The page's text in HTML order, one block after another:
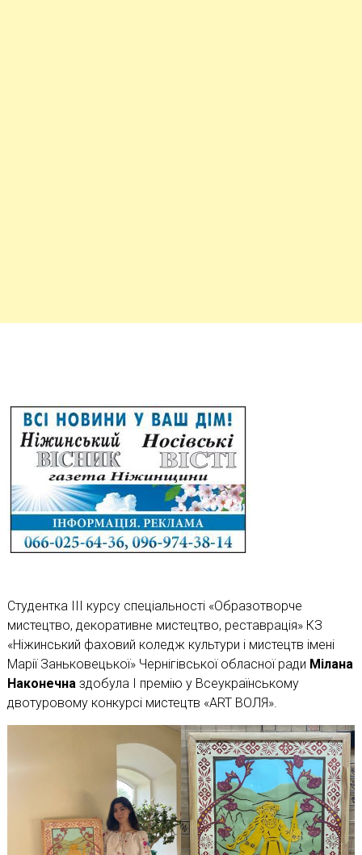
Студентка ІІІ курсу спеціальності «Образотворче
мистецтво, декоративне мистецтво, реставрація» КЗ
«Ніжинський фаховий коледж культури і мистецтв імені
Марії Заньковецької» Чернігівської обласної ради Мілана
Наконечна здобула І премію у Всеукраїнському
двотуровому конкурсі мистецтв «ART ВОЛЯ».